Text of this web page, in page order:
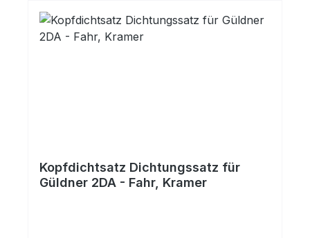
Kopfdichtsatz Dichtungssatz für
Güldner 2DA - Fahr, Kramer